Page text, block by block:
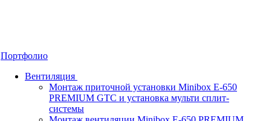
Портфолио
Вентиляция
Монтаж приточной установки Minibox E-650
PREMIUM GTC и установка мульти сплит-
системы